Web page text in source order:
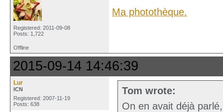
Registered: 2011-09-08
Posts: 1,722
Ma photothèque.
Offline
2015-09-14 14:46:39
Lur
ICN
Registered: 2007-11-19
Posts: 638
Tom wrote:
On en avait déjà